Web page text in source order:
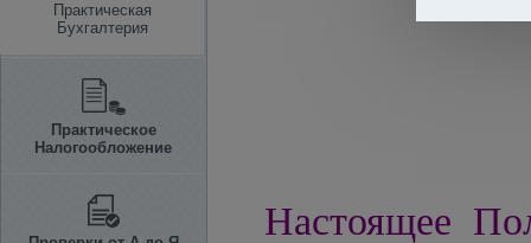
Практическая
Бухгалтерия
Практическое
Налогообложение
Настоящее